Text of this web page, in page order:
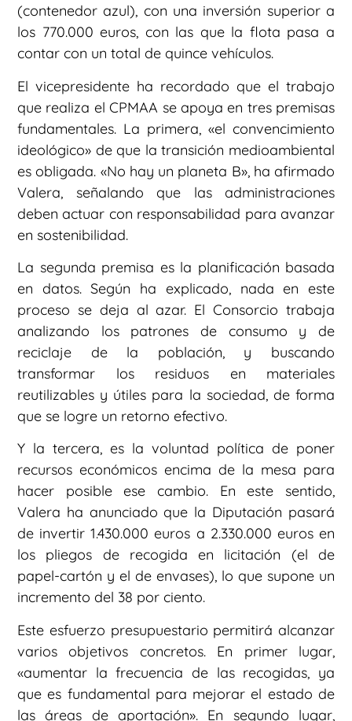
(contenedor azul), con una inversión superior a
los 770.000 euros, con las que la flota pasa a
contar con un total de quince vehículos.
El vicepresidente ha recordado que el trabajo
que realiza el CPMAA se apoya en tres premisas
fundamentales. La primera, «el convencimiento
ideológico» de que la transición medioambiental
es obligada. «No hay un planeta B», ha afirmado
Valera, señalando que las administraciones
deben actuar con responsabilidad para avanzar
en sostenibilidad.
La segunda premisa es la planificación basada
en datos. Según ha explicado, nada en este
proceso se deja al azar. El Consorcio trabaja
analizando los patrones de consumo y de
reciclaje de la población, y buscando
transformar los residuos en materiales
reutilizables y útiles para la sociedad, de forma
que se logre un retorno efectivo.
Y la tercera, es la voluntad política de poner
recursos económicos encima de la mesa para
hacer posible ese cambio. En este sentido,
Valera ha anunciado que la Diputación pasará
de invertir 1.430.000 euros a 2.330.000 euros en
los pliegos de recogida en licitación (el de
papel-cartón y el de envases), lo que supone un
incremento del 38 por ciento.
Este esfuerzo presupuestario permitirá alcanzar
varios objetivos concretos. En primer lugar,
«aumentar la frecuencia de las recogidas, ya
que es fundamental para mejorar el estado de
las áreas de aportación». En segundo lugar,